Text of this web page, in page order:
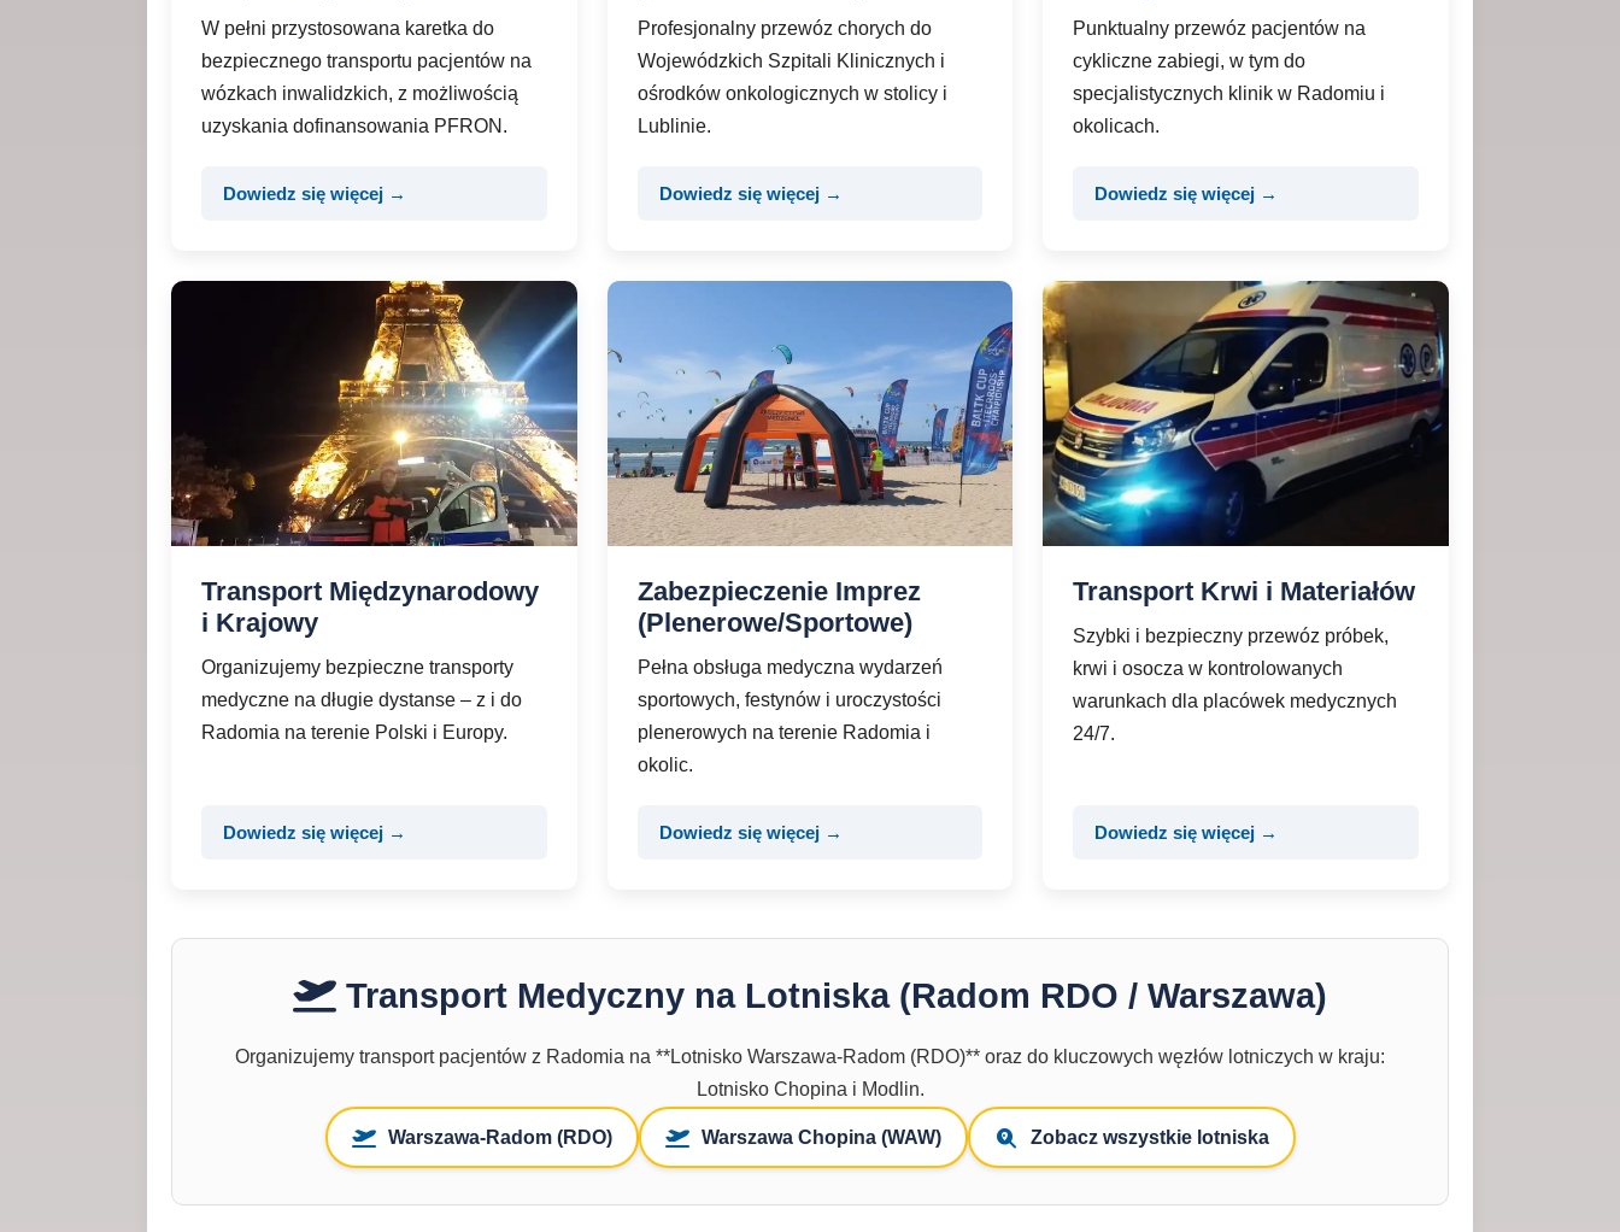
W pełni przystosowana karetka do
bezpiecznego transportu pacjentów na
wózkach inwalidzkich, z możliwością
uzyskania dofinansowania PFRON.
Dowiedz się więcej →
Profesjonalny przewóz chorych do
Wojewódzkich Szpitali Klinicznych i
ośrodków onkologicznych w stolicy i
Lublinie.
Dowiedz się więcej →
Punktualny przewóz pacjentów na
cykliczne zabiegi, w tym do
specjalistycznych klinik w Radomiu i
okolicach.
Dowiedz się więcej →
Transport Międzynarodowy
i Krajowy
Organizujemy bezpieczne transporty
medyczne na długie dystanse – z i do
Radomia na terenie Polski i Europy.
Dowiedz się więcej →
Zabezpieczenie Imprez
(Plenerowe/Sportowe)
Pełna obsługa medyczna wydarzeń
sportowych, festynów i uroczystości
plenerowych na terenie Radomia i
okolic.
Dowiedz się więcej →
Transport Krwi i Materiałów
Szybki i bezpieczny przewóz próbek,
krwi i osocza w kontrolowanych
warunkach dla placówek medycznych
24/7.
Dowiedz się więcej →
Transport Medyczny na Lotniska (Radom RDO / Warszawa)
Organizujemy transport pacjentów z Radomia na **Lotnisko Warszawa-Radom (RDO)** oraz do kluczowych węzłów lotniczych w kraju:
Lotnisko Chopina i Modlin.
Warszawa-Radom (RDO) Warszawa Chopina (WAW) Zobacz wszystkie lotniska